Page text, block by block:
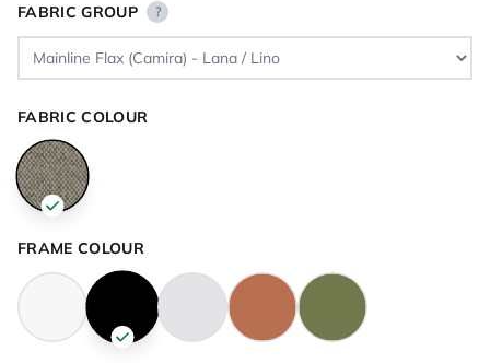
FABRIC GROUP ?
FABRIC COLOUR
FRAME COLOUR